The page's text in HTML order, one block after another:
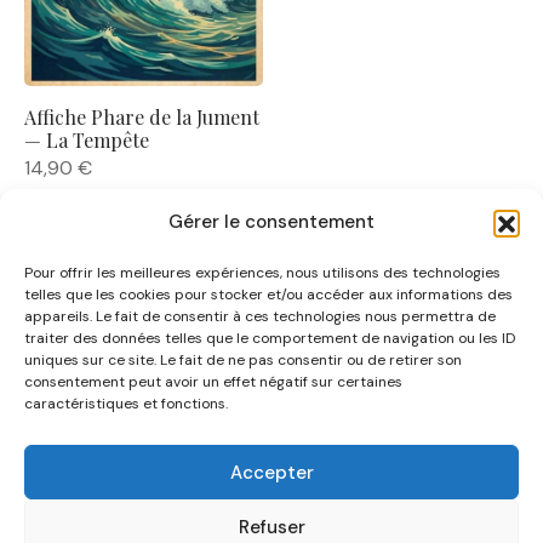
Gérer le consentement
Pour offrir les meilleures expériences, nous utilisons des technologies
telles que les cookies pour stocker et/ou accéder aux informations des
appareils. Le fait de consentir à ces technologies nous permettra de
traiter des données telles que le comportement de navigation ou les ID
uniques sur ce site. Le fait de ne pas consentir ou de retirer son
consentement peut avoir un effet négatif sur certaines
caractéristiques et fonctions.
Accepter
Refuser
Affiche Phare de la Jument
— La Tempête
14,90 €
NOUS CONNAÎTRE